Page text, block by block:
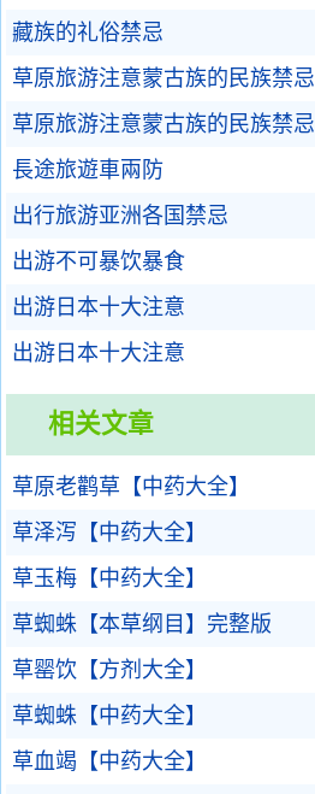
藏族的礼俗禁忌
草原旅游注意蒙古族的民族禁忌
草原旅游注意蒙古族的民族禁忌
長途旅遊車兩防
出行旅游亚洲各国禁忌
出游不可暴饮暴食
出游日本十大注意
出游日本十大注意
相关文章
草原老鹳草【中药大全】
草泽泻【中药大全】
草玉梅【中药大全】
草蜘蛛【本草纲目】完整版
草罂饮【方剂大全】
草蜘蛛【中药大全】
草血竭【中药大全】